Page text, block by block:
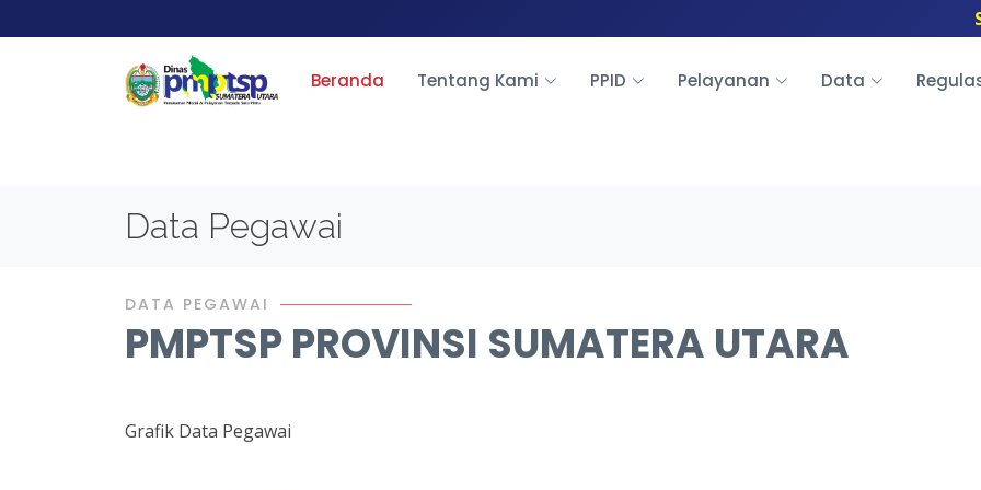
Beranda Tentang Kami PPID Pelayanan Data
Data Pegawai
DATA PEGAWAI
PMPTSP PROVINSI SUMATERA UTARA
Grafik Data Pegawai